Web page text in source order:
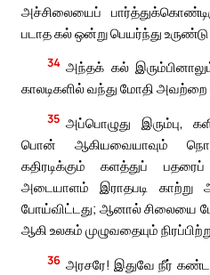
அச்சிலையைப்
படாத கல் ஒன்று பெயர்ந்து
34 அந்தக் கல்
காலடிகளில் வந்து மோதி அவற்றை
35 அப்பொழுது இரும்பு,
பொன் ஆகியவையாவும்
கதிரடிக்கும் களத்துப்
அடையாளம் இராதபடி
போய்விட்டது; ஆனால் சிலையை
ஆகி உலகம் முழுவதையும்
36 அரசரே! இதுவே நீர்